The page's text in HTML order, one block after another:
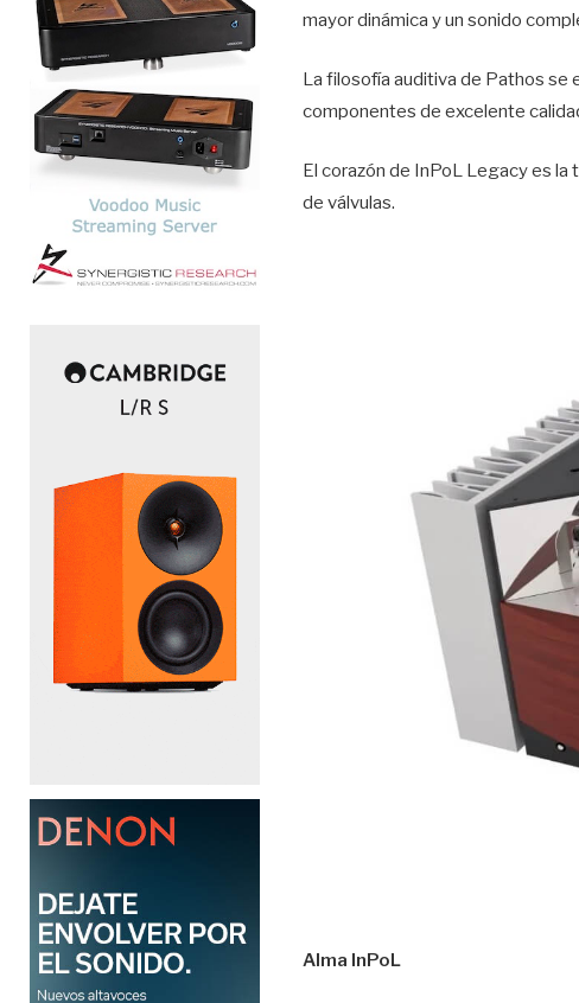
mayor dinámica y un sonido
La filosofía auditiva de Pathos se
componentes de excelente
El corazón de InPoL Legacy es
de válvulas.
Alma InPoL